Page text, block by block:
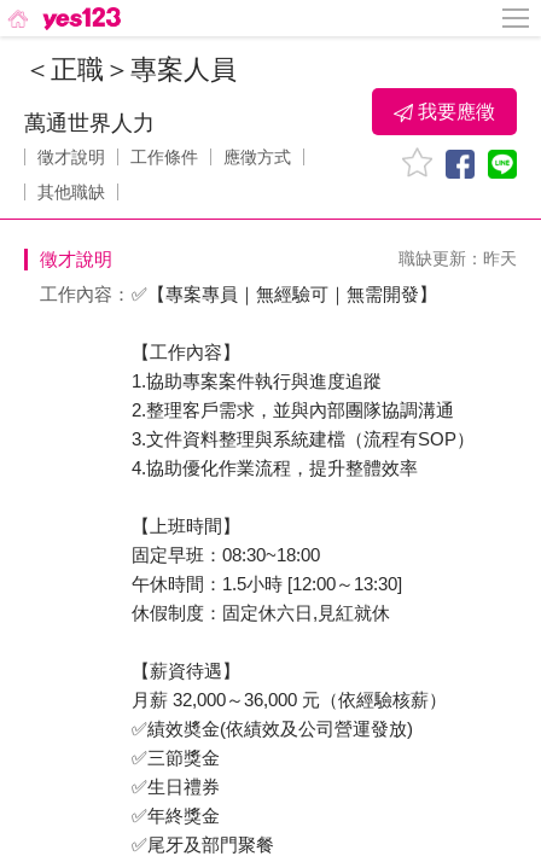
＜正職＞專案人員
萬通世界人力
徵才說明 工作條件
應徵方式
其他職缺
我要應徵
徵才說明 職缺更新：昨天
工作內容： ✅【專案專員｜無經驗可｜無需開發】
【工作內容】
1.協助專案案件執行與進度追蹤
2.整理客戶需求，並與內部團隊協調溝通
3.文件資料整理與系統建檔（流程有SOP）
4.協助優化作業流程，提升整體效率
【上班時間】
固定早班：08:30~18:00
午休時間：1.5小時 [12:00～13:30]
休假制度：固定休六日,見紅就休
【薪資待遇】
月薪 32,000～36,000 元（依經驗核薪）
✅績效奬金(依績效及公司營運發放)
✅三節獎金
✅生日禮券
✅年終獎金
✅尾牙及部門聚餐